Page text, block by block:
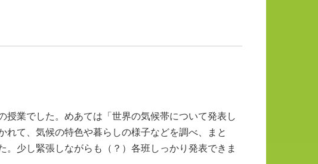
授業でした。めあては「世界の気候帯について発表し
て、気候の特色や暮らしの様子などを調べ、まと
少し緊張しながらも（？）各班しっかり発表できま